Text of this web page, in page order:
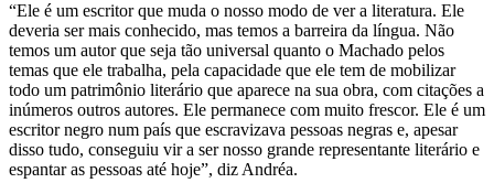
“Ele é um escritor que muda o nosso modo de ver a literatura. Ele
deveria ser mais conhecido, mas temos a barreira da língua. Não
temos um autor que seja tão universal quanto o Machado pelos
temas que ele trabalha, pela capacidade que ele tem de mobilizar
todo um patrimônio literário que aparece na sua obra, com citações a
inúmeros outros autores. Ele permanece com muito frescor. Ele é um
escritor negro num país que escravizava pessoas negras e, apesar
disso tudo, conseguiu vir a ser nosso grande representante literário e
espantar as pessoas até hoje”, diz Andréa.